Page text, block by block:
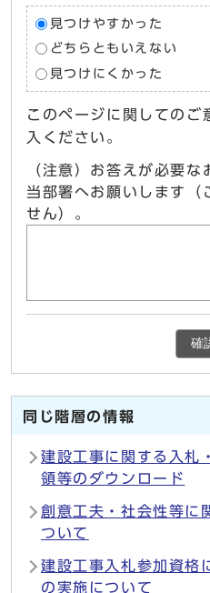
見つけやすかった
どちらともいえない
見つけにくかった
このページに関してのご
入ください。
（注意）お答えが必要
当部署へお願いします（
せん）。
確
同じ階層の情報
建設工事に関する入札
領等のダウンロード
創意工夫・社会性等に
ついて
建設工事入札参加資格
の実施について